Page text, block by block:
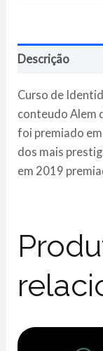
Descrição
Curso de
conteudo Alem
foi premiado em
dos mais
em 2019